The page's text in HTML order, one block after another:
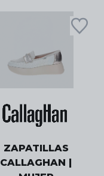
ZAPATILLAS
CALLAGHAN |